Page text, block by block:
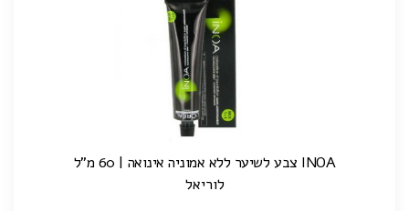
INOA צבע לשיער ללא אמוניה אינואה | 60 מ"ל
לוריאל